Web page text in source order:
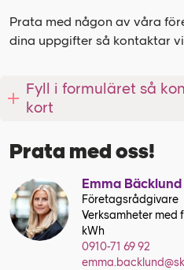
Prata med någon av våra
dina uppgifter så kontaktar
Fyll i formuläret så
kort
Prata med oss!
Emma Bäcklund
Företagsrådgivare
Verksamheter med
kWh
0910-71 69 92